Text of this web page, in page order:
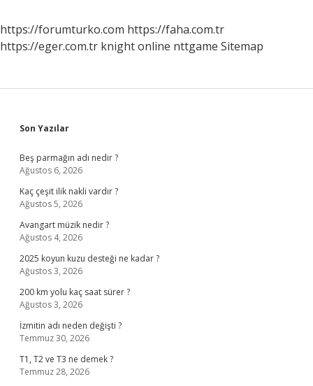
https://forumturko.com https://faha.com.tr
https://eger.com.tr knight online nttgame Sitemap
Sidebar
Son Yazılar
Beş parmağın adı nedir ?
Ağustos 6, 2026
Kaç çeşit ilik nakli vardır ?
Ağustos 5, 2026
Avangart müzik nedir ?
Ağustos 4, 2026
2025 koyun kuzu desteği ne kadar ?
Ağustos 3, 2026
200 km yolu kaç saat sürer ?
Ağustos 3, 2026
İzmitin adı neden değişti ?
Temmuz 30, 2026
T1, T2 ve T3 ne demek ?
Temmuz 28, 2026